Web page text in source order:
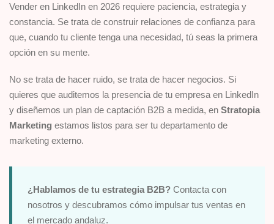
Vender en LinkedIn en 2026 requiere paciencia, estrategia y
constancia. Se trata de construir relaciones de confianza para
que, cuando tu cliente tenga una necesidad, tú seas la primera
opción en su mente.
No se trata de hacer ruido, se trata de hacer negocios. Si
quieres que auditemos la presencia de tu empresa en LinkedIn
y diseñemos un plan de captación B2B a medida, en Stratopia
Marketing estamos listos para ser tu departamento de
marketing externo.
¿Hablamos de tu estrategia B2B? Contacta con
nosotros y descubramos cómo impulsar tus ventas en
el mercado andaluz.